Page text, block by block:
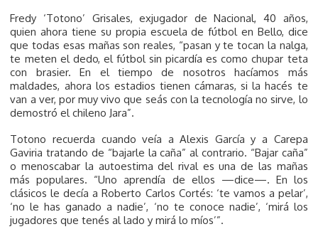
Fredy ‘Totono’ Grisales, exjugador de Nacional, 40 años,
quien ahora tiene su propia escuela de fútbol en Bello, dice
que todas esas mañas son reales, “pasan y te tocan la nalga,
te meten el dedo, el fútbol sin picardía es como chupar teta
con brasier. En el tiempo de nosotros hacíamos más
maldades, ahora los estadios tienen cámaras, si la hacés te
van a ver, por muy vivo que seás con la tecnología no sirve, lo
demostró el chileno Jara”.
Totono recuerda cuando veía a Alexis García y a Carepa
Gaviria tratando de “bajarle la caña” al contrario. “Bajar caña”
o menoscabar la autoestima del rival es una de las mañas
más populares. “Uno aprendía de ellos —dice—. En los
clásicos le decía a Roberto Carlos Cortés: ‘te vamos a pelar’,
‘no le has ganado a nadie’, ‘no te conoce nadie’, ‘mirá los
jugadores que tenés al lado y mirá lo míos’”.